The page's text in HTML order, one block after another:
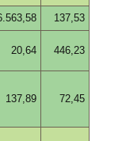
137,53
20,64 446,23
137,89 72,45